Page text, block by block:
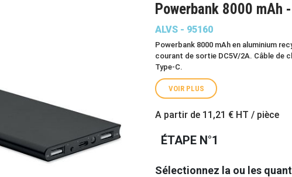
Powerbank 8000 mAh
ALVS - 95160
Powerbank 8000 mAh en aluminium
courant de sortie DC5V/2A. Câble de
Type-C.
VOIR PLUS
A partir de 11,21 € HT / pièce
ÉTAPE N°1
Sélectionnez la ou les